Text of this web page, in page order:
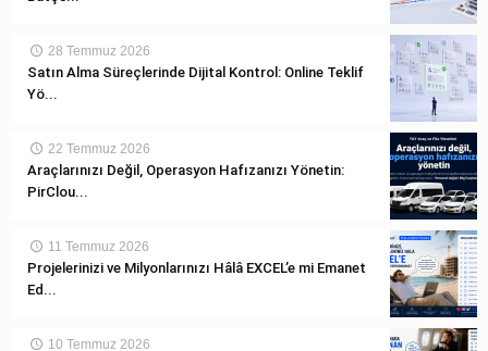
28 Temmuz 2026
Satın Alma Süreçlerinde Dijital Kontrol: Online Teklif
Yö...
22 Temmuz 2026
Araçlarınızı Değil, Operasyon Hafızanızı Yönetin:
PirClou...
11 Temmuz 2026
Projelerinizi ve Milyonlarınızı Hâlâ EXCEL’e mi Emanet
Ed...
10 Temmuz 2026